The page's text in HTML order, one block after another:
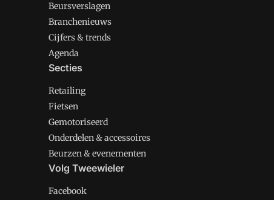
Beursverslagen
Branchenieuws
Cijfers & trends
Agenda
Secties
Retailing
Fietsen
Gemotoriseerd
Onderdelen & accessoires
Beurzen & evenementen
Volg Tweewieler
Facebook